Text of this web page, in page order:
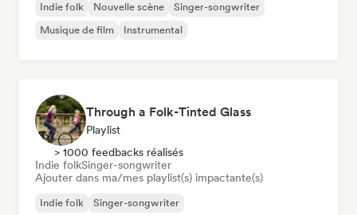
Indie folk Nouvelle scène
Singer-songwriter
Musique de film
Instrumental
Through a Folk-Tinted Glass
Playlist
> 1000 feedbacks réalisés
Indie folkSinger-songwriter
Ajouter dans ma/mes playlist(s) impactante(s)
Indie folk Singer-songwriter